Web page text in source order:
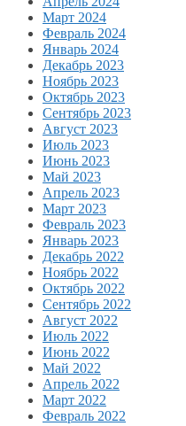
Март 2024
Февраль 2024
Январь 2024
Декабрь 2023
Ноябрь 2023
Октябрь 2023
Сентябрь 2023
Август 2023
Июль 2023
Июнь 2023
Май 2023
Апрель 2023
Март 2023
Февраль 2023
Январь 2023
Декабрь 2022
Ноябрь 2022
Октябрь 2022
Сентябрь 2022
Август 2022
Июль 2022
Июнь 2022
Май 2022
Апрель 2022
Март 2022
Февраль 2022